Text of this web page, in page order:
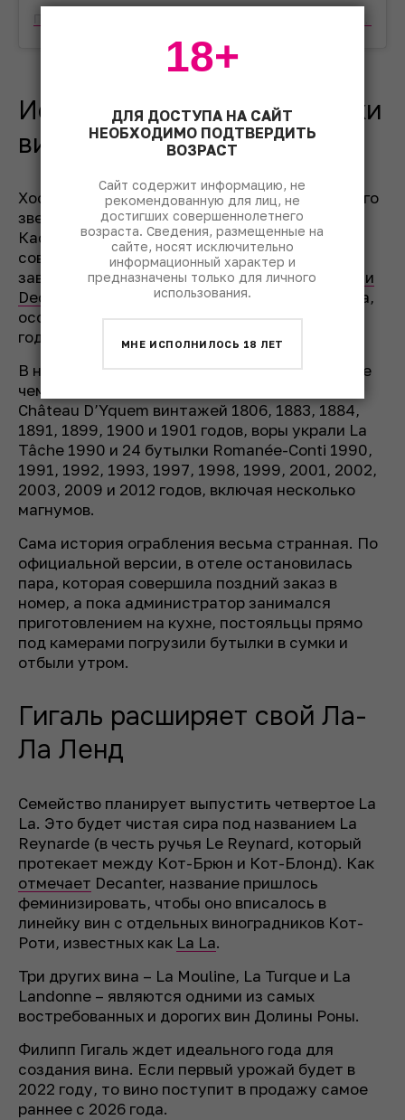
История невероятной кражи
вина в Испании
Хосе Поло, совладелец и сомелье отмеченного
звездой Michelin ресторана-отеля Atrio в
Касересе, обратился с заявлением к ворам,
совершившим кражу 45 бутылок из его
заведения на прошлой неделе. Вкомментарии
Decanter
он отметил, что готов выкупить вина,
особенно редчайшее Château D’Yquem 1806
года.
В настоящее время ущерб оценивается более
чем в миллион евро. Помимо 10 бутылок
Château D’Yquem винтажей 1806, 1883, 1884,
1891, 1899, 1900 и 1901 годов, воры украли La
Tâche 1990 и 24 бутылки Romanée-Conti 1990,
1991, 1992, 1993, 1997, 1998, 1999, 2001, 2002,
2003, 2009 и 2012 годов, включая несколько
магнумов.
Сама история ограбления весьма странная. По
официальной версии, в отеле остановилась
пара, которая совершила поздний заказ в
номер, а пока администратор занимался
приготовлением на кухне, постояльцы прямо
под камерами погрузили бутылки в сумки и
отбыли утром.
Гигаль расширяет свой Ла-
Ла Ленд
Семейство планирует выпустить четвертое La
La. Это будет чистая сира под названием La
Reynarde (в честь ручья Le Reynard, который
протекает между Кот-Брюн и Кот-Блонд). Как
отмечает Decanter, название пришлось
феминизировать, чтобы оно вписалось в
линейку вин с отдельных виноградников Кот-
Роти, известных как La La.
Три других вина – La Mouline, La Turque и La
Landonne – являются одними из самых
востребованных и дорогих вин Долины Роны.
Филипп Гигаль ждет идеального года для
создания вина. Если первый урожай будет в
2022 году, то вино поступит в продажу самое
раннее с 2026 года.
ДЛЯ ДОСТУПА НА САЙТ
НЕОБХОДИМО ПОДТВЕРДИТЬ
ВОЗРАСТ
Сайт содержит информацию, не
рекомендованную для лиц, не
достигших совершеннолетнего
возраста. Сведения, размещенные на
сайте, носят исключительно
информационный характер и
предназначены только для личного
использования.
МНЕ ИСПОЛНИЛОСЬ 18 ЛЕТ
18+